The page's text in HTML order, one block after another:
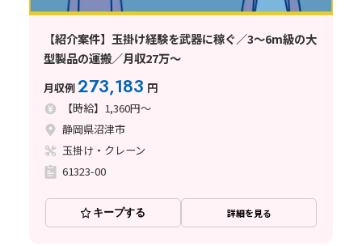
【紹介案件】玉掛け経験を武器に稼ぐ／3～6m級の大
型製品の運搬／月収27万～
月収例273,183 円
【時給】1,360円～
静岡県沼津市
玉掛け・クレーン
61323-00
キープする 詳細を見る